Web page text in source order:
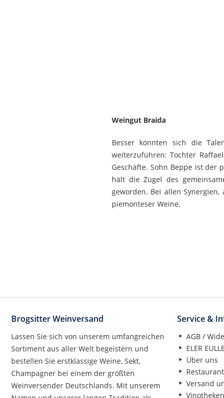
Weingut Braida
Besser könnten sich die
weiterzuführen: Tochter
Geschäfte. Sohn Beppe ist der
hält die Zügel des
geworden. Bei allen
piemonteser Weine.
Brogsitter Weinversand
Lassen Sie sich von unserem umfangreichen
Sortiment aus aller Welt begeistern und
bestellen Sie erstklassige Weine, Sekt,
Champagner bei einem der größten
Weinversender Deutschlands. Mit unserem
Service &
AGB /
ELER
Über uns
Versand
Vinotheken